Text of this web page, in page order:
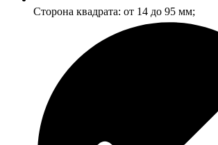
Сторона квадрата: от 14 до 95 мм;